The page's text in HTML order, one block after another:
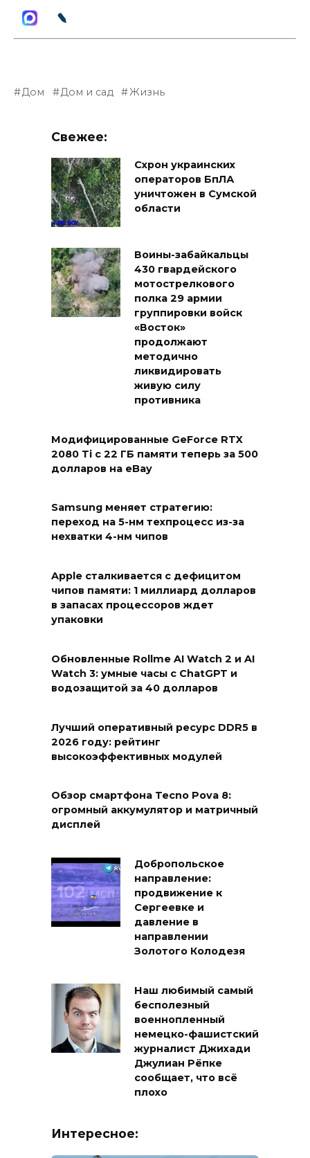
Дом Дом и сад Жизнь
Свежее:
Схрон украинских
операторов БпЛА
уничтожен в Сумской
области
Воины-забайкальцы
430 гвардейского
мотострелкового
полка 29 армии
группировки войск
«Восток»
продолжают
методично
ликвидировать
живую силу
противника
Модифицированные GeForce RTX
2080 Ti с 22 ГБ памяти теперь за 500
долларов на eBay
Samsung меняет стратегию:
переход на 5-нм техпроцесс из-за
нехватки 4-нм чипов
Apple сталкивается с дефицитом
чипов памяти: 1 миллиард долларов
в запасах процессоров ждет
упаковки
Обновленные Rollme AI Watch 2 и AI
Watch 3: умные часы с ChatGPT и
водозащитой за 40 долларов
Лучший оперативный ресурс DDR5 в
2026 году: рейтинг
высокоэффективных модулей
Обзор смартфона Tecno Pova 8:
огромный аккумулятор и матричный
дисплей
Добропольское
направление:
продвижение к
Сергеевке и
давление в
направлении
Золотого Колодезя
Наш любимый самый
бесполезный
военнопленный
немецко-фашистский
журналист Джихади
Джулиан Рёпке
сообщает, что всё
плохо
Интересное: